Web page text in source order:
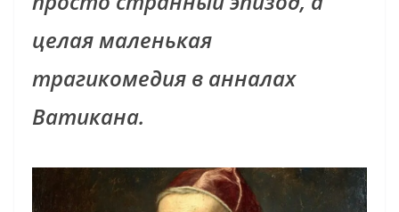
целая маленькая
трагикомедия в анналах
Ватикана.